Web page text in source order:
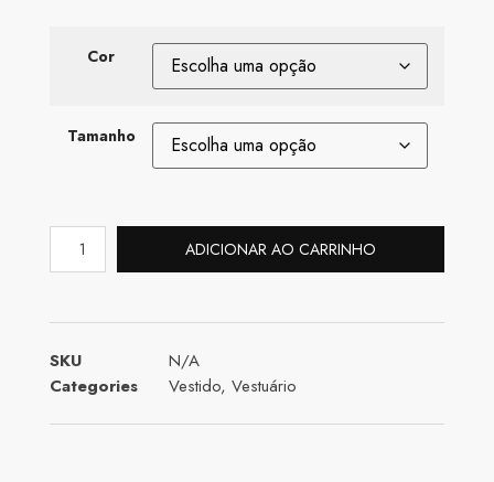
Cor
Tamanho
ADICIONAR AO CARRINHO
SKU
N/A
Categories
Vestido, Vestuário